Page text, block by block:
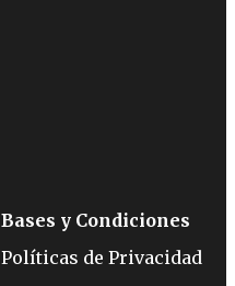
Bases y Condiciones
Políticas de Privacidad